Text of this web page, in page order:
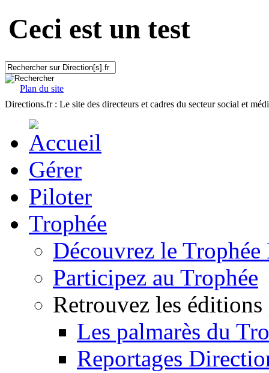
Ceci est un test
Plan du site
Directions.fr : Le site des directeurs et cadres du secteur social et
Gérer
Piloter
Trophée
Découvrez le
Participez au Trophée
Retrouvez les éditions
Les palmarès du
Reportages